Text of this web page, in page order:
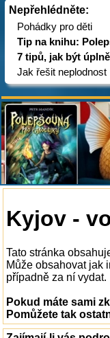
Nepřehlédněte:
Pohádky pro děti
Tip na knihu:
7 tipů, jak být
Jak řešit neplodnost
Kyjov -
Tato stránka
Může obsahovat jak
případně za ní vydat.
Pokud máte sami
Pomůžete tak